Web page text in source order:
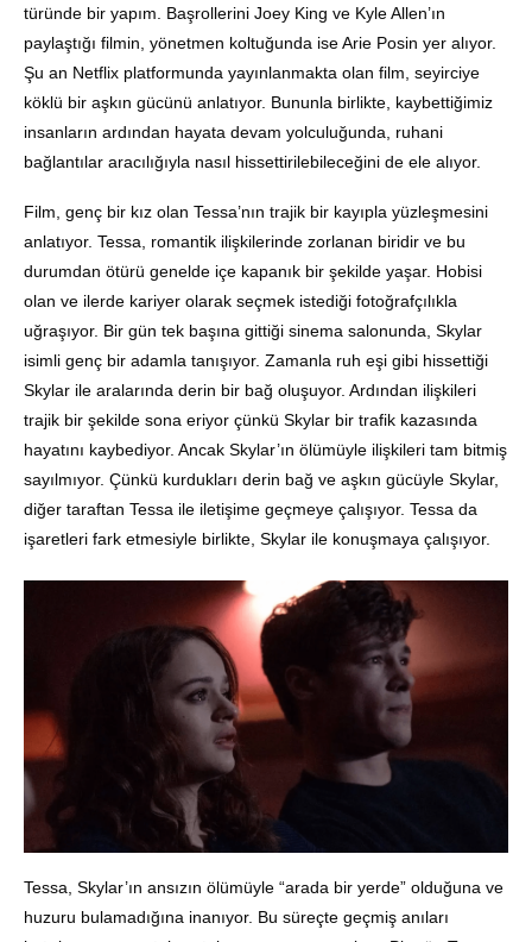
türünde bir yapım. Başrollerini Joey King ve Kyle Allen’ın
paylaştığı filmin, yönetmen koltuğunda ise Arie Posin yer alıyor.
Şu an Netflix platformunda yayınlanmakta olan film, seyirciye
köklü bir aşkın gücünü anlatıyor. Bununla birlikte, kaybettiğimiz
insanların ardından hayata devam yolculuğunda, ruhani
bağlantılar aracılığıyla nasıl hissettirilebileceğini de ele alıyor.
Film, genç bir kız olan Tessa’nın trajik bir kayıpla yüzleşmesini
anlatıyor. Tessa, romantik ilişkilerinde zorlanan biridir ve bu
durumdan ötürü genelde içe kapanık bir şekilde yaşar. Hobisi
olan ve ilerde kariyer olarak seçmek istediği fotoğrafçılıkla
uğraşıyor. Bir gün tek başına gittiği sinema salonunda, Skylar
isimli genç bir adamla tanışıyor. Zamanla ruh eşi gibi hissettiği
Skylar ile aralarında derin bir bağ oluşuyor. Ardından ilişkileri
trajik bir şekilde sona eriyor çünkü Skylar bir trafik kazasında
hayatını kaybediyor. Ancak Skylar’ın ölümüyle ilişkileri tam bitmiş
sayılmıyor. Çünkü kurdukları derin bağ ve aşkın gücüyle Skylar,
diğer taraftan Tessa ile iletişime geçmeye çalışıyor. Tessa da
işaretleri fark etmesiyle birlikte, Skylar ile konuşmaya çalışıyor.
Tessa, Skylar’ın ansızın ölümüyle “arada bir yerde” olduğuna ve
huzuru bulamadığına inanıyor. Bu süreçte geçmiş anıları